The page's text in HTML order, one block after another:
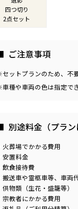
四つ切り
2点セット
ご注意事項
セットプランのため、不
車種や車両の色は指定で
別途料金（プラン
火葬場でかかる費用
安置料金
飲食接待費
搬送車や霊柩車等、車両
供物類（生花・盛籠等）
宗教者にかかる費用